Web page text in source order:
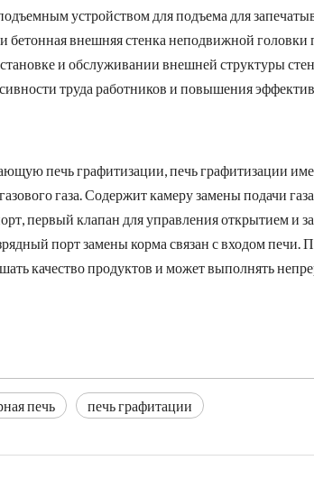
устройством для подъема для
внешняя стенка неподвижной головки
и обслуживании внешней структуры
труда работников и повышения
печь графитизации, печь графитизации
газа. Содержит камеру замены подачи
первый клапан для управления открытием и
порт замены корма связан с входом печи.
качество продуктов и может выполнять
печь печь графитации